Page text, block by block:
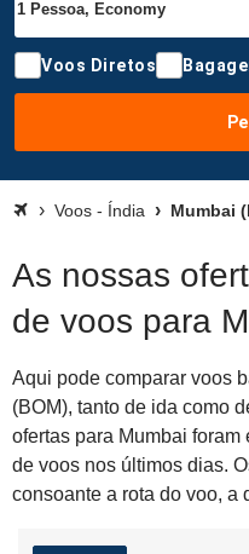
Voos Diretos
Voos - Índia Mumbai
As nossas
de voos para
Aqui pode comparar voos
(BOM), tanto de ida como
ofertas para Mumbai
de voos nos últimos dias.
consoante a rota do voo, a